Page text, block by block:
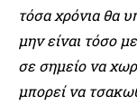
τόσα χρόνια θα
μην είναι τόσο
σε σημείο να
μπορεί να